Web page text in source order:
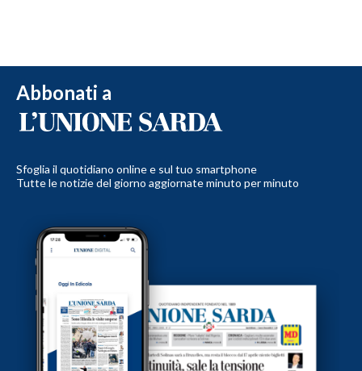
Abbonati a
Sfoglia il quotidiano online e sul tuo smartphone
Tutte le notizie del giorno aggiornate minuto per minuto